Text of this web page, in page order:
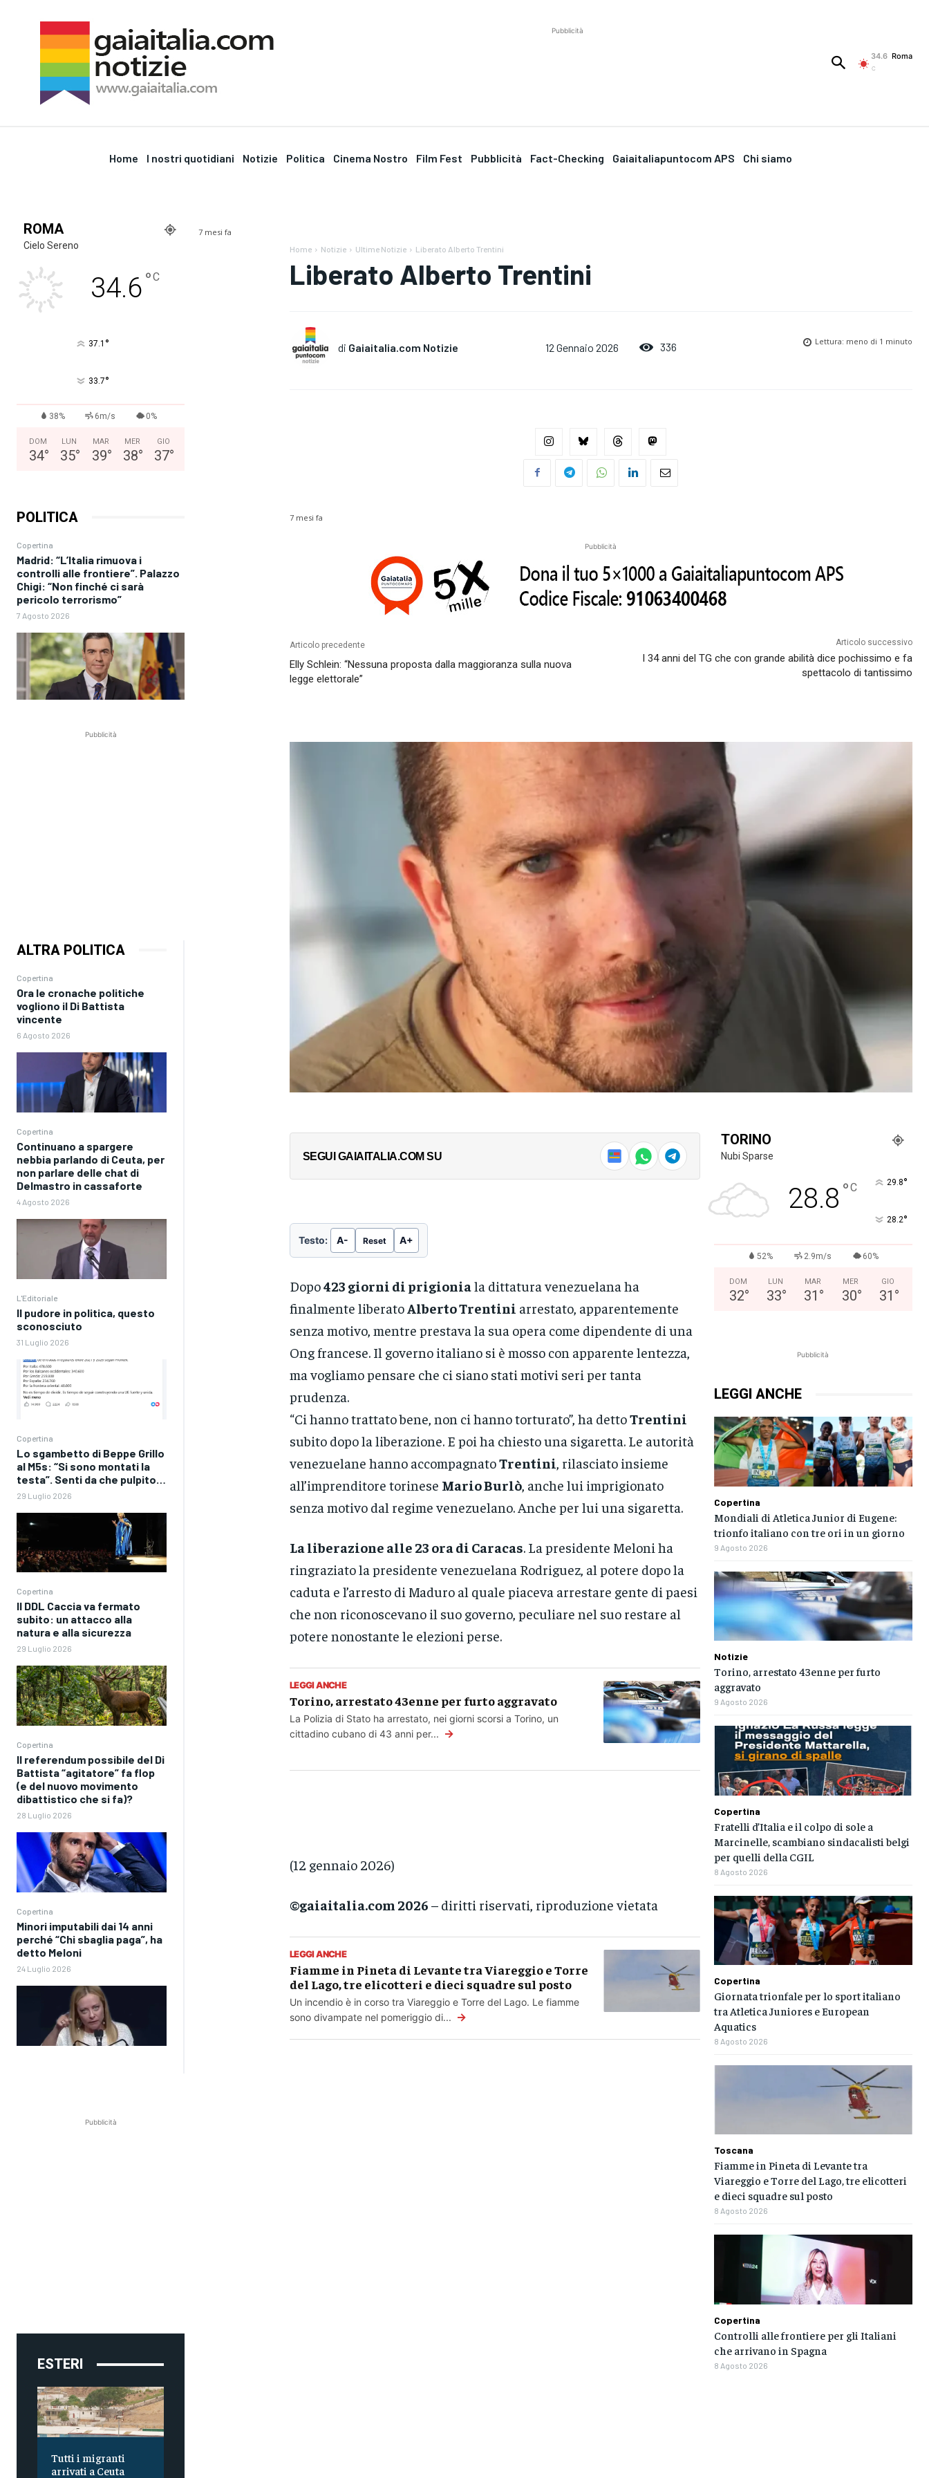
Pubblicità
34.6
C
Roma
Home I nostri quotidiani Notizie Politica Cinema Nostro Film Fest Pubblicità Fact-Checking Gaiaitaliapuntocom APS Chi siamo
ROMA
Cielo Sereno
34.6°C
37.1 °
33.7°
38% 6m/s 0%
DOM
34°
LUN
35°
MAR
39°
MER
38°
GIO
37°
POLITICA
Copertina
Madrid: “L’Italia rimuova i
controlli alle frontiere”. Palazzo
Chigi: “Non finché ci sarà
pericolo terrorismo”
7 Agosto 2026
Pubblicità
ALTRA POLITICA
Copertina
Ora le cronache politiche
vogliono il Di Battista
vincente
6 Agosto 2026
Copertina
Continuano a spargere
nebbia parlando di Ceuta, per
non parlare delle chat di
Delmastro in cassaforte
4 Agosto 2026
L'Editoriale
Il pudore in politica, questo
sconosciuto
31 Luglio 2026
Copertina
Lo sgambetto di Beppe Grillo
al M5s: “Si sono montati la
testa”. Senti da che pulpito…
29 Luglio 2026
Copertina
Il DDL Caccia va fermato
subito: un attacco alla
natura e alla sicurezza
29 Luglio 2026
Copertina
Il referendum possibile del Di
Battista “agitatore” fa flop
(e del nuovo movimento
dibattistico che si fa)?
28 Luglio 2026
Copertina
Minori imputabili dai 14 anni
perché “Chi sbaglia paga”, ha
detto Meloni
24 Luglio 2026
Pubblicità
ESTERI
Tutti i migranti
arrivati a Ceuta
7 mesi fa
Home Notizie Ultime Notizie Liberato Alberto Trentini
Liberato Alberto Trentini
di Gaiaitalia.com Notizie 12 Gennaio 2026 336 Lettura: meno di 1 minuto
7 mesi fa
Pubblicità
Articolo precedente
Elly Schlein: “Nessuna proposta dalla maggioranza sulla nuova
legge elettorale”
Articolo successivo
I 34 anni del TG che con grande abilità dice pochissimo e fa
spettacolo di tantissimo
SEGUI GAIAITALIA.COM SU
Testo: A- Reset A+
Dopo423 giorni di prigioniala dittatura venezuelana ha
finalmente liberatoAlberto Trentini arrestato, apparentemente
senza motivo, mentre prestava la sua opera come dipendente di una
Ong francese. Il governo italiano si è mosso con apparente lentezza,
ma vogliamo pensare che ci siano stati motivi seri per tanta
prudenza.
“Ci hanno trattato bene, non ci hanno torturato”, ha dettoTrentini
subito dopo la liberazione. E poi ha chiesto una sigaretta. Le autorità
venezuelane hanno accompagnatoTrentini, rilasciato insieme
all’imprenditore torinese Mario Burlò, anche lui imprigionato
senza motivo dal regime venezuelano. Anche per lui una sigaretta.
La liberazione alle 23 ora di Caracas. La presidente Meloni ha
ringraziato la presidente venezuelana Rodriguez, al potere dopo la
caduta e l’arresto di Maduro al quale piaceva arrestare gente di paesi
che non riconoscevano il suo governo, peculiare nel suo restare al
potere nonostante le elezioni perse.
LEGGI ANCHE
Torino, arrestato 43enne per furto aggravato
La Polizia di Stato ha arrestato, nei giorni scorsi a Torino, un
cittadino cubano di 43 anni per... →
(12 gennaio 2026)
©gaiaitalia.com 2026 – diritti riservati, riproduzione vietata
LEGGI ANCHE
Fiamme in Pineta di Levante tra Viareggio e Torre
del Lago, tre elicotteri e dieci squadre sul posto
Un incendio è in corso tra Viareggio e Torre del Lago. Le fiamme
sono divampate nel pomeriggio di... →
TORINO
Nubi Sparse
28.8 °C 29.8°
28.2°
52% 2.9m/s 60%
DOM
32°
LUN
33°
MAR
31 °
MER
30°
GIO
31 °
Pubblicità
LEGGI ANCHE
Copertina
Mondiali di Atletica Junior di Eugene:
trionfo italiano con tre ori in un giorno
9 Agosto 2026
Notizie
Torino, arrestato 43enne per furto
aggravato
9 Agosto 2026
Copertina
Fratelli d’Italia e il colpo di sole a
Marcinelle, scambiano sindacalisti belgi
per quelli della CGIL
8 Agosto 2026
Copertina
Giornata trionfale per lo sport italiano
tra Atletica Juniores e European
Aquatics
8 Agosto 2026
Toscana
Fiamme in Pineta di Levante tra
Viareggio e Torre del Lago, tre elicotteri
e dieci squadre sul posto
8 Agosto 2026
Copertina
Controlli alle frontiere per gli Italiani
che arrivano in Spagna
8 Agosto 2026